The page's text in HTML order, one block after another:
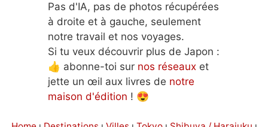
Pas d'IA, pas de photos récupérées
à droite et à gauche, seulement
notre travail et nos voyages.
Si tu veux découvrir plus de Japon :
👍 abonne-toi sur nos réseaux et
jette un œil aux livres de notre
maison d'édition ! 😍